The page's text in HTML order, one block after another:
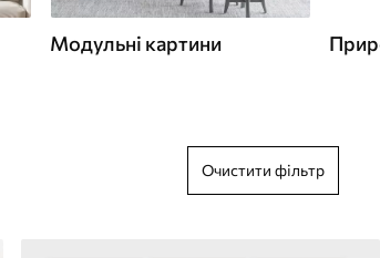
Модульні картини
Очистити фільтр